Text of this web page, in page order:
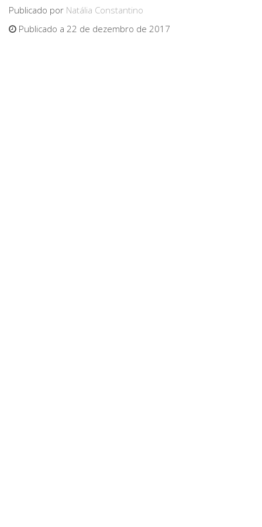
Publicado por Natália Constantino
Publicado a 22 de dezembro de 2017